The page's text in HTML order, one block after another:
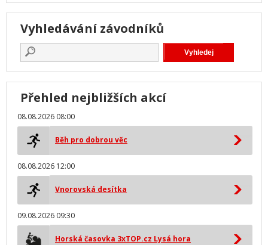
Vyhledávání závodníků
Přehled nejbližších akcí
08.08.2026 08:00
Běh pro dobrou věc
08.08.2026 12:00
Vnorovská desítka
09.08.2026 09:30
Horská časovka 3xTOP.cz Lysá hora